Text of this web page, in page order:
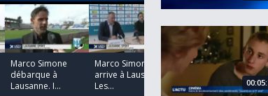
Marco Simone
débarque à
Lausanne. I...
Marco Simone
arrive à Lausanne.
Les...
Marco Simone
arrive à Lausanne.
les...
Kacey Mottet Klein